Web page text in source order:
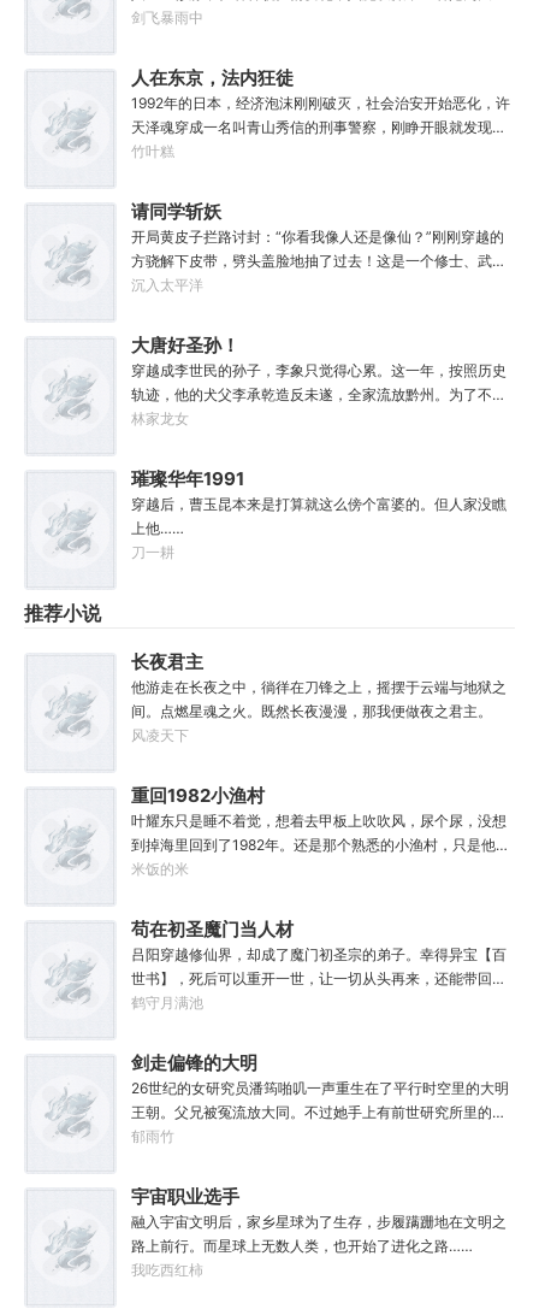
要么为你的狂妄带来毁灭。至于你会得到什么，这要看你怎
么选，我的朋友！
药，供邪魔采食……段云穿越而来，意外得到一本大药功法
的情况下，让这功法脱胎换骨，玉剑指路，洞穿一切。后来
他学成的功法越来越多，怀揣“达者兼济天下”的理念，段云
从不藏私，传武天下。谁曾想……“段魔头误我！他告诉我这
桩功滋阴壮阳，如今我却只能蹲着尿尿，呜呜......”“这本《七
分归元气》是那魔头教的我，我如今不是被杀就是踩屎，神
万妙宫的仙子本来要举宫飞天的，结果却一夜间入了魔，沦
为妖女，这都是段老魔的手笔！”……段云很是不解，自己不
过练练武，传传功，偶尔法天象地一下，怎么就成了罄竹难
书的魔头了呢？这是污蔑！同样的功法，为什么我就没有问
剑飞暴雨中
人在东京，法内狂徒
1992年的日本，经济泡沫刚刚破灭，社会治安开始恶化，许
天泽魂穿成一名叫青山秀信的刑事警察，刚睁开眼就发现自
己正被五花大绑着……新世纪初有权威杂志称：从90年代开
位传奇人物。对此部分日本国民表示：八嘎！我们宁愿再失
去100年也不想要这个国贼！
竹叶糕
请同学斩妖
开局黄皮子拦路讨封：“你看我像人还是像仙？”刚刚穿越的
方骁解下皮带，劈头盖脸地抽了过去！这是一个修士、武者
和凡人并存，妖魔鬼怪横行的危险世界。幸好方骁带来的物
刺】【破甲、流血、伤蚀】【铜头皮带】【疼痛、恐惧、断
骨】【赤子心册】【万武不惑、万法不入、万邪不侵】
【……】杀死妖怪就能得到经验，修炼功法可以加点晋升。
方骁由此踏上了一条斩妖除魔、日月换新的逆天之路！
————————“方骁同学，大事不妙，上古妖皇出世
沉入太平洋
大唐好圣孙！
穿越成李世民的孙子，李象只觉得心累。这一年，按照历史
轨迹，他的犬父李承乾造反未遂，全家流放黔州。为了不被
犬父连累，李象决定先一步对东宫夫子发动激昂！你不是喜
战斗！第二步，恨爹不成钢！多年以后，早已登基为帝的李
象回想起这段时光，总是会感慨。这个家没我，迟早得散！
林家龙女
璀璨华年1991
穿越后，曹玉昆本来是打算就这么傍个富婆的。但人家没瞧
上他……
刀一耕
推荐小说
长夜君主
他游走在长夜之中，徜徉在刀锋之上，摇摆于云端与地狱之
间。点燃星魂之火。既然长夜漫漫，那我便做夜之君主。
风凌天下
重回1982小渔村
叶耀东只是睡不着觉，想着去甲板上吹吹风，尿个尿，没想
到掉海里回到了1982年。还是那个熟悉的小渔村，只是他已
经不是年轻时候的他了。混账了半辈子，这回他想好好来过
他也没什么大理想大志向，只想挽回遗憾，跟老婆好好过日
子，一家子平安喜乐就好。
米饭的米
苟在初圣魔门当人材
吕阳穿越修仙界，却成了魔门初圣宗的弟子。幸得异宝【百
世书】，死后可以重开一世，让一切从头再来，还能带回前
世的宝物，修为，寿命，甚至觉醒特殊的天赋。奈何次数有
定先在魔门苟住，一世世苦修，不成仙不出山，奈何魔门凶
险异常，遍地都是人材。第一世，吕阳惨遭师姐暗算。第二
世，好不容易反杀师姐，又遭师兄毒手。第三世，第四
世……直到百世之后，再回首，吕阳才发现自己已经成为了
一代魔道巨擘，初圣宗里最畜生的那一个。“魔门个个都是人
鹤守月满池
剑走偏锋的大明
26世纪的女研究员潘筠啪叽一声重生在了平行时空里的大明
王朝。父兄被冤流放大同。不过她手上有前世研究所里的镇
馆神器——灵境！为救家人，潘筠化身道观小道士，仗剑提
度牒。潘筠大剑拍上去：闭嘴，信不信扣你鱼仔。
郁雨竹
宇宙职业选手
融入宇宙文明后，家乡星球为了生存，步履蹒跚地在文明之
路上前行。而星球上无数人类，也开始了进化之路……
我吃西红柿